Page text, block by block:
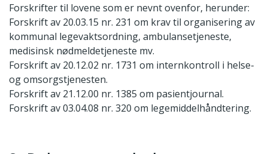
Forskrifter til lovene som er nevnt ovenfor, herunder:
Forskrift av 20.03.15 nr. 231 om krav til organisering av
kommunal legevaktsordning, ambulansetjeneste,
medisinsk nødmeldetjeneste mv.
Forskrift av 20.12.02 nr. 1731 om internkontroll i helse-
og omsorgstjenesten.
Forskrift av 21.12.00 nr. 1385 om pasientjournal.
Forskrift av 03.04.08 nr. 320 om legemiddelhåndtering.